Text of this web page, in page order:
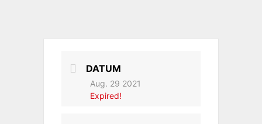
DATUM
Aug. 29 2021
Expired!